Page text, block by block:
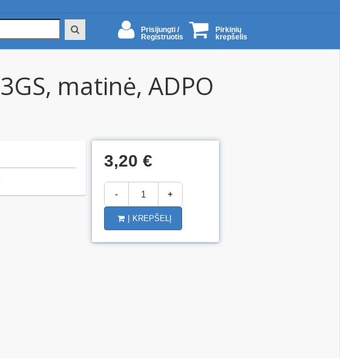
Prisijungti /
Registruotis
Pirkinių
krepšelis
matinė, ADPO
3,20 €
- +
Į KREPŠELĮ